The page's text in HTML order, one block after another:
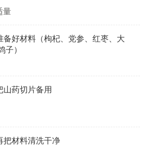
量
备好材料（枸杞、党参、红枣、大
子）
山药切片备用
把材料清洗干净